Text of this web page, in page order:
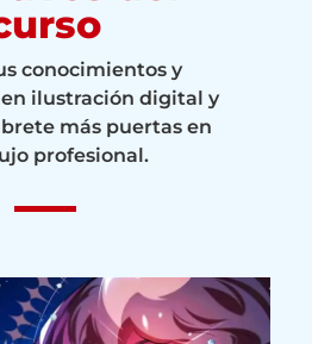
conocimientos y
ilustración digital y
más puertas en
profesional.